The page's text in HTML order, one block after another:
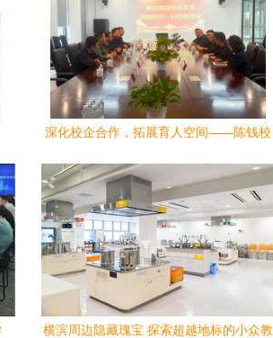
深化校企合作，拓展育人空间——陈钱校
企拓岗活动
横滨周边隐藏瑰宝 探索超越地标的小众教